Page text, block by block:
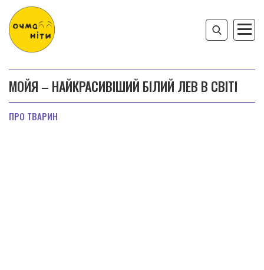
МОЙЯ – НАЙКРАСИВІШИЙ БІЛИЙ ЛЕВ В СВІТІ
ПРО ТВАРИН